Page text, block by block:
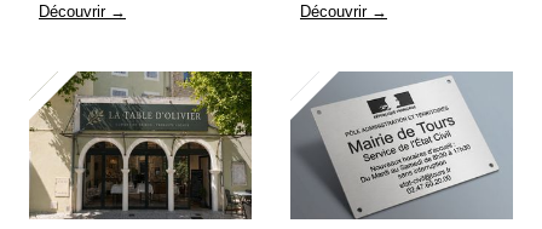
Découvrir →
Découvrir →